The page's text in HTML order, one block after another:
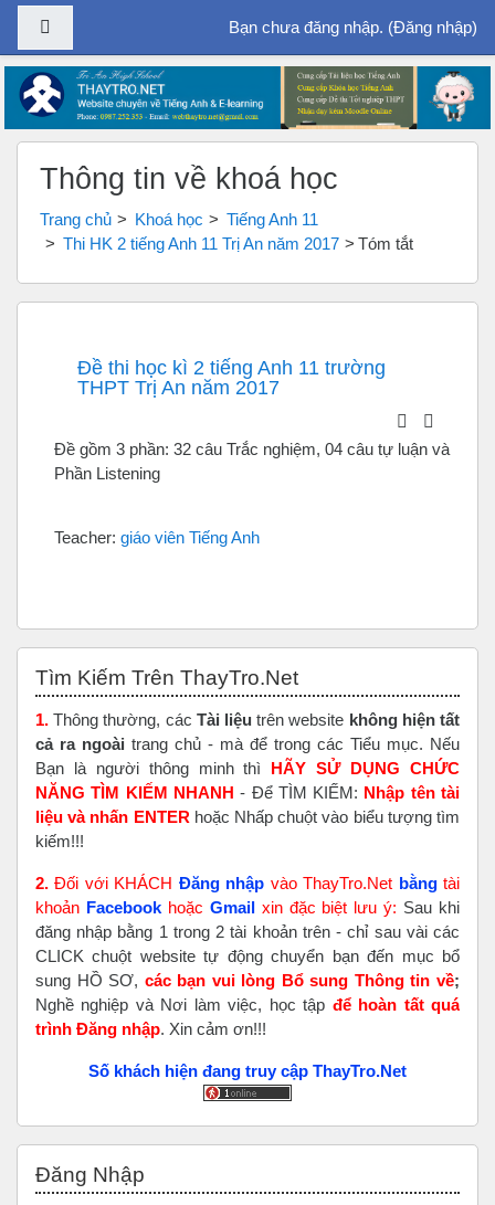
Chuyển tới nội dung chính
Bạn chưa đăng nhập. (Đăng nhập)
Thông tin về khoá học
Trang chủ Khoá học
Tiếng Anh 11
Thi HK 2 tiếng Anh 11 Trị An năm 2017
Tóm tắt
Đề thi học kì 2 tiếng Anh 11 trường
THPT Trị An năm 2017
Đề gồm 3 phần: 32 câu Trắc nghiệm, 04 câu tự luận và
Phần Listening
Teacher: giáo viên Tiếng Anh
Tìm Kiếm Trên ThayTro.Net
1. Thông thường, các Tài liệu trên website không hiện tất
cả ra ngoài trang chủ - mà để trong các Tiểu mục. Nếu
Bạn là người thông minh thì HÃY SỬ DỤNG CHỨC
NĂNG TÌM KIẾM NHANH - Để TÌM KIẾM: Nhập tên tài
liệu và nhấn ENTER hoặc Nhấp chuột vào biểu tượng tìm
kiếm!!!
2. Đối với KHÁCH Đăng nhập vào ThayTro.Net bằngtài
khoản Facebook hoặc Gmailxin đặc biệt lưu ý: Sau khi
đăng nhập bằng 1 trong 2 tài khoản trên - chỉ sau vài các
CLICK chuột website tự động chuyển bạn đến mục bổ
sung HỒ SƠ, các bạn vui lòng Bổ sung Thông tin về;
Nghề nghiệp và Nơi làm việc, học tập để hoàn tấtquá
trình Đăng nhập. Xin cảm ơn!!!
Số khách hiện đang truy cập ThayTro.Net
Đăng Nhập